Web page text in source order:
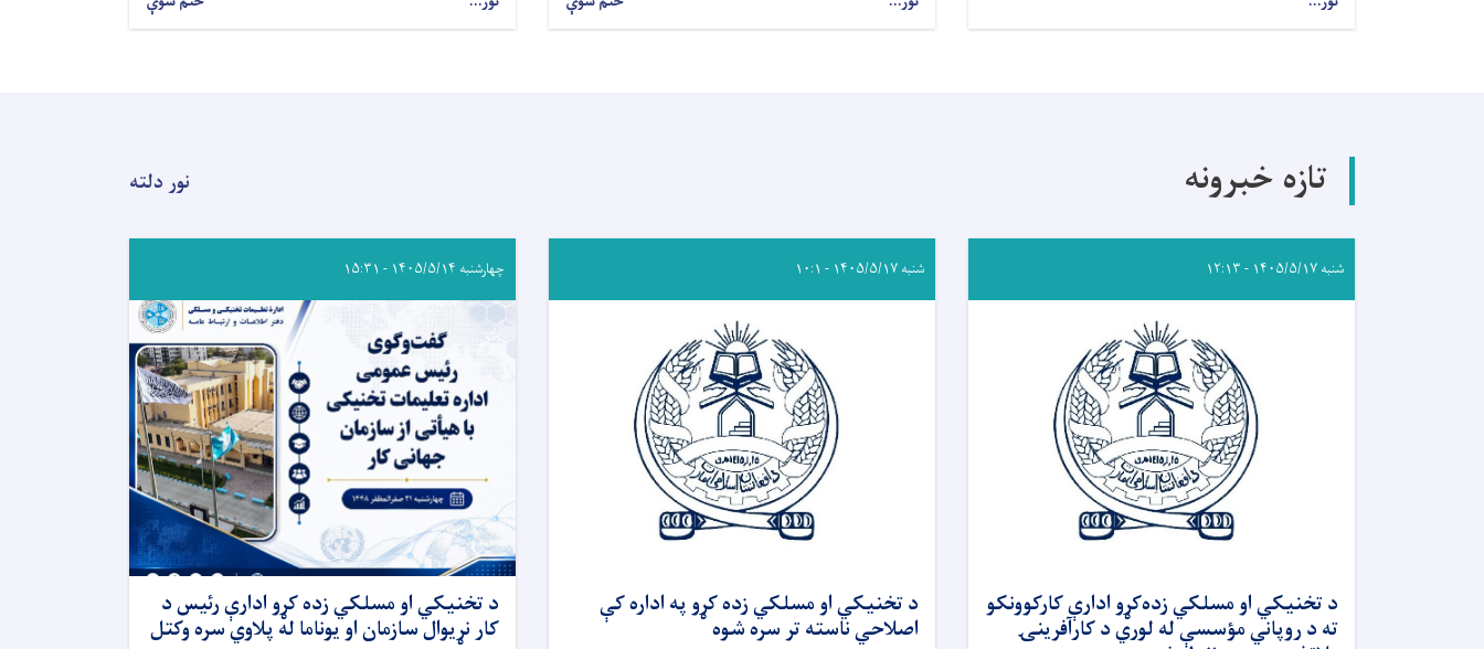
تازه خبرونه نور دلته
شنبه ۱۴۰۵/۵/۱۷ - ۱۲:۱۳
د تخنیکي او مسلکي زده‌کړو ادارې کارکوونکو
ته د روپاني مؤسسې له لوري د کارآفرینۍ
شنبه ۱۴۰۵/۵/۱۷ - ۱۰:۱
د تخنیکي او مسلکي زده کړو په اداره کې
اصلاحي ناسته تر سره شوه
چهارشنبه ۱۴۰۵/۵/۱۴ - ۱۵:۳۱
د تخنیکي او مسلکي زده کړو ادارې رئیس د
کار نړیوال سازمان او یوناما له پلاوي سره وکتل